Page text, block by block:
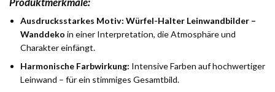
Ausdrucksstarkes Motiv: Würfel-Halter Leinwandbilder –
Wanddeko in einer Interpretation, die Atmosphäre und
Charakter einfängt.
Harmonische Farbwirkung: Intensive Farben auf hochwertiger
Leinwand – für ein stimmiges Gesamtbild.